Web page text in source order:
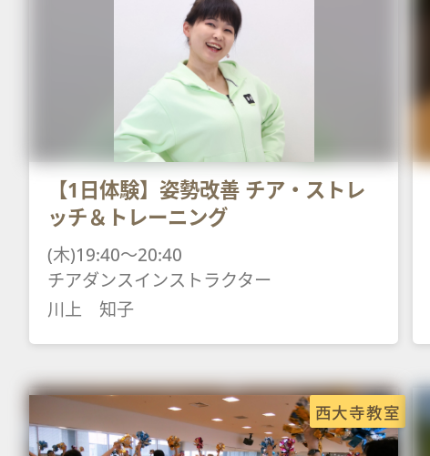
【1日体験】姿勢改善 チア・ストレ
ッチ＆トレーニング
(木)19:40～20:40
チアダンスインストラクター
川上 知子
西大寺教室